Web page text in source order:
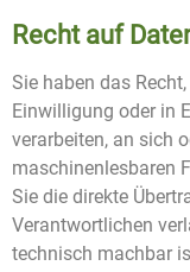
Recht auf
Sie haben das
Einwilligung oder in
verarbeiten, an sich
maschinenlesbaren
Sie die direkte
Verantwortlichen
technisch machbar